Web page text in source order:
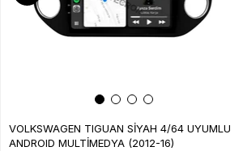
VOLKSWAGEN TIGUAN SİYAH 4/64 UYUMLU
ANDROID MULTİMEDYA (2012-16)